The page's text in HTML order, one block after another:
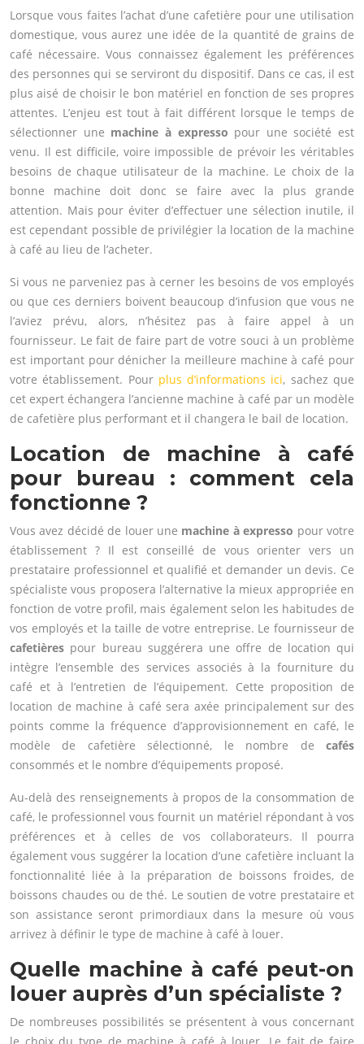
Lorsque vous faites l’achat d’une cafetière pour une utilisation
domestique, vous aurez une idée de la quantité de grains de
café nécessaire. Vous connaissez également les préférences
des personnes qui se serviront du dispositif. Dans ce cas, il est
plus aisé de choisir le bon matériel en fonction de ses propres
attentes. L’enjeu est tout à fait différent lorsque le temps de
sélectionner une machine à expresso pour une société est
venu. Il est difficile, voire impossible de prévoir les véritables
besoins de chaque utilisateur de la machine. Le choix de la
bonne machine doit donc se faire avec la plus grande
attention. Mais pour éviter d’effectuer une sélection inutile, il
est cependant possible de privilégier la location de la machine
à café au lieu de l’acheter.
Si vous ne parveniez pas à cerner les besoins de vos employés
ou que ces derniers boivent beaucoup d’infusion que vous ne
l’aviez prévu, alors, n’hésitez pas à faire appel à un
fournisseur. Le fait de faire part de votre souci à un problème
est important pour dénicher la meilleure machine à café pour
votre établissement. Pour plus d’informations ici, sachez que
cet expert échangera l’ancienne machine à café par un modèle
de cafetière plus performant et il changera le bail de location.
Location de machine à café
pour bureau : comment cela
fonctionne ?
Vous avez décidé de louer une machine à expresso pour votre
établissement ? Il est conseillé de vous orienter vers un
prestataire professionnel et qualifié et demander un devis. Ce
spécialiste vous proposera l’alternative la mieux appropriée en
fonction de votre profil, mais également selon les habitudes de
vos employés et la taille de votre entreprise. Le fournisseur de
cafetières pour bureau suggérera une offre de location qui
intègre l’ensemble des services associés à la fourniture du
café et à l’entretien de l’équipement. Cette proposition de
location de machine à café sera axée principalement sur des
points comme la fréquence d’approvisionnement en café, le
modèle de cafetière sélectionné, le nombre de cafés
consommés et le nombre d’équipements proposé.
Au-delà des renseignements à propos de la consommation de
café, le professionnel vous fournit un matériel répondant à vos
préférences et à celles de vos collaborateurs. Il pourra
également vous suggérer la location d’une cafetière incluant la
fonctionnalité liée à la préparation de boissons froides, de
boissons chaudes ou de thé. Le soutien de votre prestataire et
son assistance seront primordiaux dans la mesure où vous
arrivez à définir le type de machine à café à louer.
Quelle machine à café peut-on
louer auprès d’un spécialiste ?
De nombreuses possibilités se présentent à vous concernant